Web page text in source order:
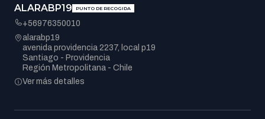
ALARABP19 PUNTO DE RECOGIDA
+56976350010
alarabp19
avenida providencia 2237, local p19
Santiago - Providencia
Región Metropolitana - Chile
Ver más detalles